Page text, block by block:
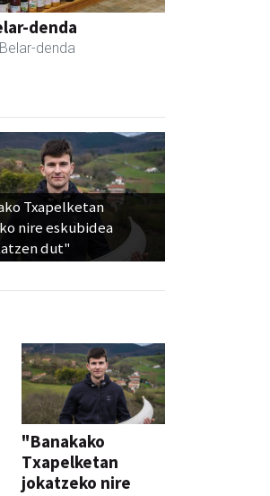
denda
denda
Txapelketan
nire eskubidea
dut"
"Banakako
Txapelketan
jokatzeko nire